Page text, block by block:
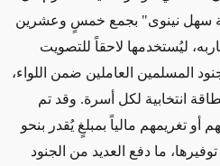
سهل نينوى" بجمع خمسٍ وعشرين
ليُستخدمها لاحقاً للتصويت
المسلمين العاملين ضمن اللواء،
انتخابية لكل أسرة. وقد تم
أو تغريمهم مالياً بمبلغٍ يُقدر بنحو
ما دفع العديد من الجنود